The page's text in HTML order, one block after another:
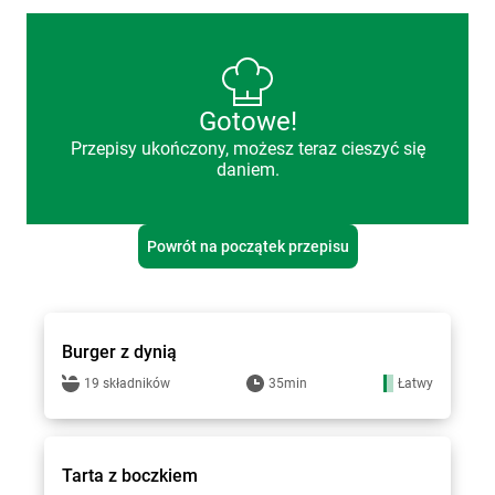
Gotowe!
Przepisy ukończony, możesz teraz cieszyć się
daniem.
Powrót na początek przepisu
Burger z dynią
19 składników 35min Łatwy
Hitpol - przepisy
Tarta z boczkiem